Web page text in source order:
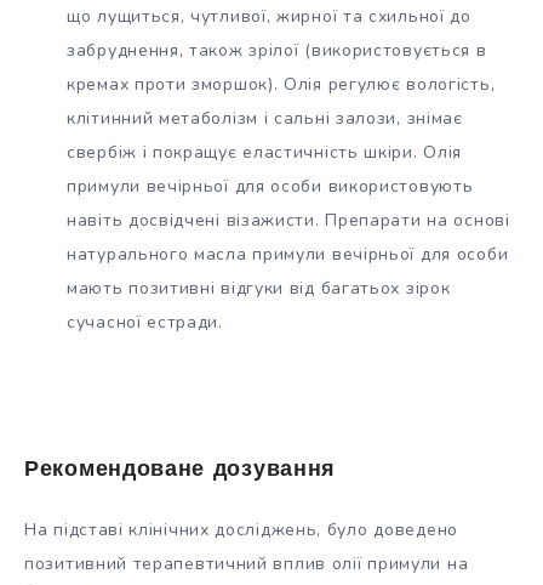
що лущиться, чутливої, жирної та схильної до
забруднення, також зрілої (використовується в
кремах проти зморшок). Олія регулює вологість,
клітинний метаболізм і сальні залози, знімає
свербіж і покращує еластичність шкіри. Олія
примули вечірньої для особи використовують
навіть досвідчені візажисти. Препарати на основі
натурального масла примули вечірньої для особи
мають позитивні відгуки від багатьох зірок
сучасної естради.
Рекомендоване дозування
На підставі клінічних досліджень, було доведено
позитивний терапевтичний вплив олії примули на